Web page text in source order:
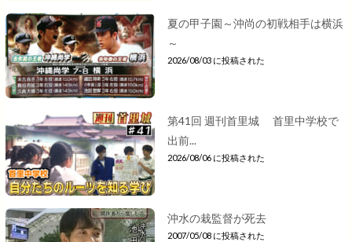
夏の甲子園～沖尚の初戦相手は横浜
～
2026/08/03 に投稿された
第41回 週刊首里城 首里中学校で
出前...
2026/08/06 に投稿された
沖水の栽監督が死去
2007/05/08 に投稿された